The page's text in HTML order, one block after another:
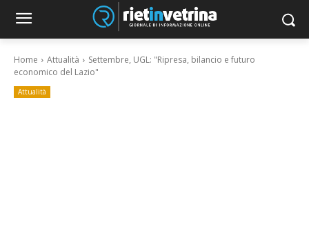
Home Attualità
Settembre, UGL: "Ripresa, bilancio e futuro
economico del Lazio"
Attualità